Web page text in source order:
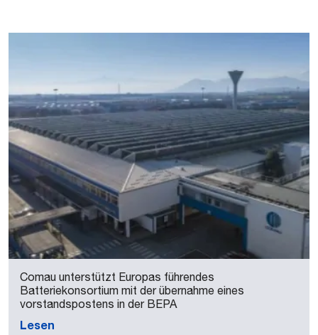
Comau unterstützt Europas führendes
Batteriekonsortium mit der übernahme eines
vorstandspostens in der BEPA
Lesen